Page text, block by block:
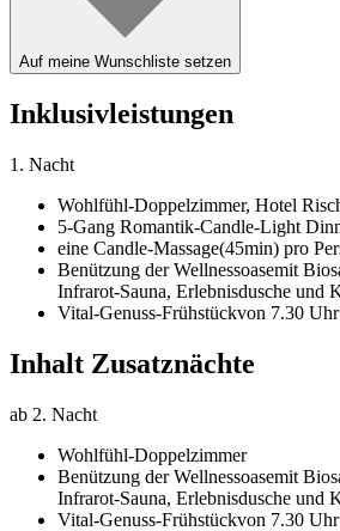
Auf meine Wunschliste setzen
Inklusivleistungen
1. Nacht
Wohlfühl-Doppelzimmer, Hotel
5-Gang Romantik-Candle-Light
eine Candle-Massage(45min) pro
Benützung der Wellnessoasemit
Infrarot-Sauna, Erlebnisdusche und
Vital-Genuss-Frühstückvon 7.30
Inhalt Zusatznächte
ab 2. Nacht
Wohlfühl-Doppelzimmer
Benützung der Wellnessoasemit
Infrarot-Sauna, Erlebnisdusche und
Vital-Genuss-Frühstückvon 7.30